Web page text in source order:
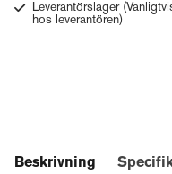
Leverantörslager
hos leverantören)
Beskrivning